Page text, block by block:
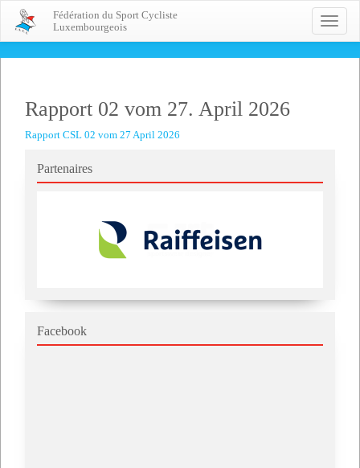
Toggle
Fédération du Sport Cycliste
Luxembourgeois
Rapport 02 vom 27. April 2026
Rapport CSL 02 vom 27 April 2026
Partenaires
Facebook